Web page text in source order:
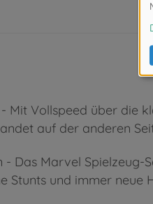
Mit Vollspeed über die
auf der anderen
- Das Marvel
Stunts und immer neue